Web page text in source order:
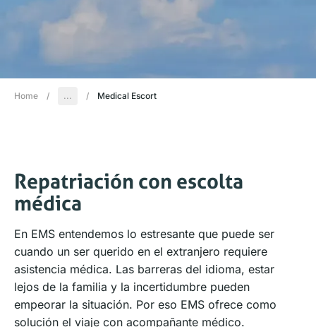
Home / ... / Medical Escort
Repatriación con escolta
médica
En EMS entendemos lo estresante que puede ser
cuando un ser querido en el extranjero requiere
asistencia médica. Las barreras del idioma, estar
lejos de la familia y la incertidumbre pueden
empeorar la situación. Por eso EMS ofrece como
solución el viaje con acompañante médico.